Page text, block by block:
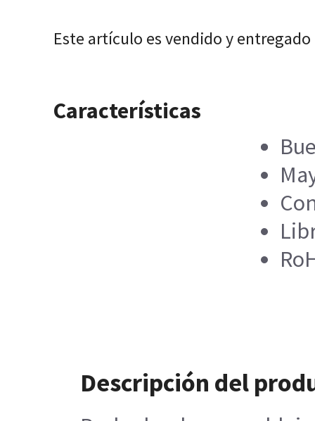
Este artículo es vendido y entregado
Características
Descripción del